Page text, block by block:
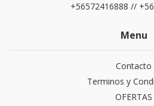
+56572416888 //
Menu
Contacto
Terminos y
OFERTAS